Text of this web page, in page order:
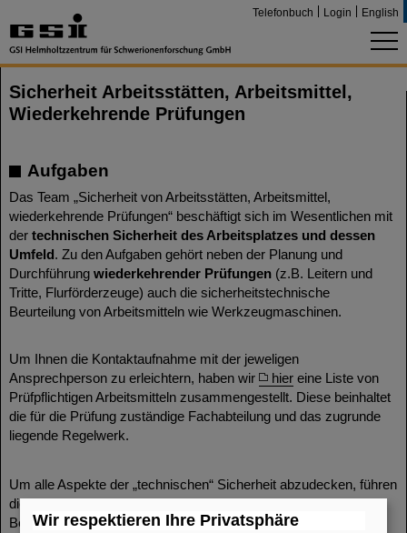
Telefonbuch Login English
Sicherheit Arbeitsstätten, Arbeitsmittel,
Wiederkehrende Prüfungen
Aufgaben
Das Team „Sicherheit von Arbeitsstätten, Arbeitsmittel,
wiederkehrende Prüfungen“ beschäftigt sich im Wesentlichen mit
der technischen Sicherheit des Arbeitsplatzes und dessen
Umfeld. Zu den Aufgaben gehört neben der Planung und
Durchführung wiederkehrender Prüfungen (z.B. Leitern und
Tritte, Flurförderzeuge) auch die sicherheitstechnische
Beurteilung von Arbeitsmitteln wie Werkzeugmaschinen.
Um Ihnen die Kontaktaufnahme mit der jeweligen
Ansprechperson zu erleichtern, haben wir
hier eine Liste von
Prüfpflichtigen Arbeitsmitteln zusammengestellt. Diese beinhaltet
die für die Prüfung zuständige Fachabteilung und das zugrunde
liegende Regelwerk.
Um alle Aspekte der „technischen“ Sicherheit abzudecken, führen
die Mitarbeiter auchBeratungen und Unterweisungenim
Bereich persönliche Schutzausrüstung („PSA“) durch, weiterhin
Wir respektieren Ihre Privatsphäre